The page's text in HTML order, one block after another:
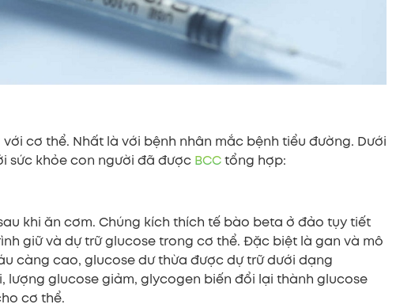
cơ thể. Nhất là với bệnh nhân mắc bệnh tiểu đường. Dưới
sức khỏe con người đã được BCCtổng hợp:
khi ăn cơm. Chúng kích thích tế bào beta ở đảo tụy tiết
giữ và dự trữ glucose trong cơ thể. Đặc biệt là gan và mô
càng cao, glucose dư thừa được dự trữ dưới dạng
lượng glucose giảm, glycogen biến đổi lại thành glucose
cơ thể.